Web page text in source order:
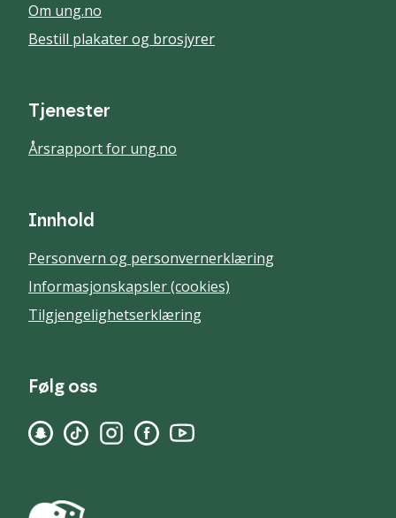
Om ung.no
Bestill plakater og brosjyrer
Tjenester
Årsrapport for ung.no
Innhold
Personvern og personvernerklæring
Informasjonskapsler (cookies)
Tilgjengelighetserklæring
Følg oss